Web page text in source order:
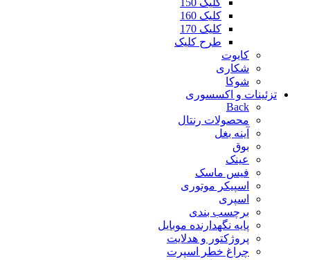
کلیک 150
کلیک 160
کلیک 170
طرح کلیک
کایوت
شکاری
شوکا
تزئینات و اکسسوری
Back
محصولات رنتال
آینه بغل
بوق
عینک
فیس ماسک
اسپیکر موتوری
اسپری
برچسب بندی
پایه نگهدارنده موبایل
پروژکتور و هدلایت
چراغ خطر اسپرت